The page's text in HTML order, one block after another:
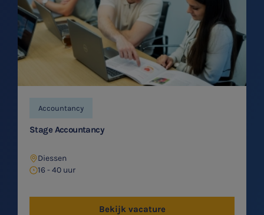
Accountancy
Stage Accountancy
Diessen
16 - 40 uur
Bekijk vacature